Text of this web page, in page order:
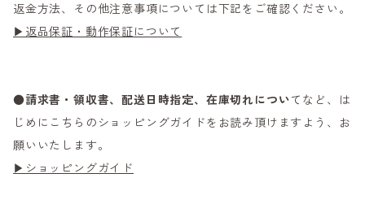
返金方法、その他注意事項については下記をご確認ください。
▶返品保証・動作保証について
●請求書・領収書、配送日時指定、在庫切れについてなど、は
じめにこちらのショッピングガイドをお読み頂けますよう、お
願いいたします。
▶ショッピングガイド